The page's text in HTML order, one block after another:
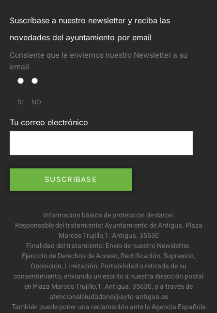
Suscríbase a nuestro newsletter y reciba las
novedades del ayuntamiento por email
Consiente que le enviemos nuestro Newsletter a su
email
SI NO
Tu correo electrónico
Información básica de protección de datos:
Responsable del tratamiento: Ayuntamiento de Antigua. Plaza
Marcos Trujillo,1. Antigua. 35630
Finalidad del tratamiento: Envío de nuestro Newsletter.
Ejercicio de Derechos de Acceso, Rectificación, Supresión,
Oposición, Limitación, Portabilidad o retirada de su
consentimiento, enviando un escrito a nuestra dirección postal
en Plaza Marcos Trujillo,1. Antigua. 35630, o a través de
atencionalciudadano@ayto-antigua.es
También puede poner una reclamación ante la Agencia Española